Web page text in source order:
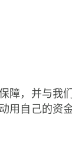
障，并与我
用自己的资金